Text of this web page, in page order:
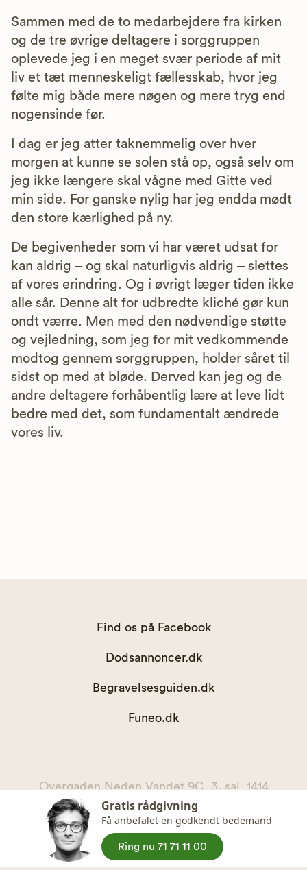
Sammen med de to medarbejdere fra kirken
og de tre øvrige deltagere i sorggruppen
oplevede jeg i en meget svær periode af mit
liv et tæt menneskeligt fællesskab, hvor jeg
følte mig både mere nøgen og mere tryg end
nogensinde før.
I dag er jeg atter taknemmelig over hver
morgen at kunne se solen stå op, også selv om
jeg ikke længere skal vågne med Gitte ved
min side. For ganske nylig har jeg endda mødt
den store kærlighed på ny.
De begivenheder som vi har været udsat for
kan aldrig – og skal naturligvis aldrig – slettes
af vores erindring. Og i øvrigt læger tiden ikke
alle sår. Denne alt for udbredte kliché gør kun
ondt værre. Men med den nødvendige støtte
og vejledning, som jeg for mit vedkommende
modtog gennem sorggruppen, holder såret til
sidst op med at bløde. Derved kan jeg og de
andre deltagere forhåbentlig lære at leve lidt
bedre med det, som fundamentalt ændrede
vores liv.
Find os på Facebook
Dodsannoncer.dk
Begravelsesguiden.dk
Funeo.dk
Overgaden Neden Vandet 9C, 3. sal, 1414
København K
kontakt@begravelsesguiden.dk, telefon 71 71 11 00
CVR. 36065567
Gratis rådgivning
Få anbefalet en godkendt bedemand
Ring nu 71 71 11 00